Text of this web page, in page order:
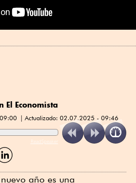
El Economista
Actualizado: 02.07.2025 - 09:46
ReadSpeaker
año es una